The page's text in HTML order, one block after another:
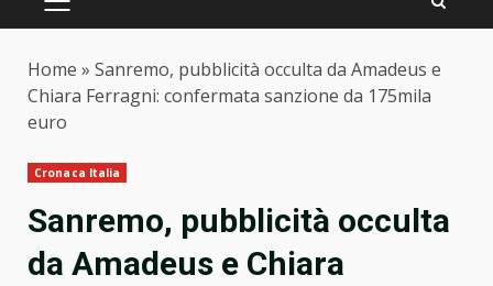
PRIMARY
Home » Sanremo, pubblicità occulta da Amadeus e
Chiara Ferragni: confermata sanzione da 175mila
euro
Cronaca Italia
Sanremo, pubblicità occulta
da Amadeus e Chiara